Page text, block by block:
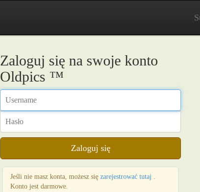
Zaloguj się na swoje konto
Oldpics ™
Username
Zaloguj się
Jeśli nie masz konta, możesz się zarejestrować tutaj .
Konto jest darmowe.